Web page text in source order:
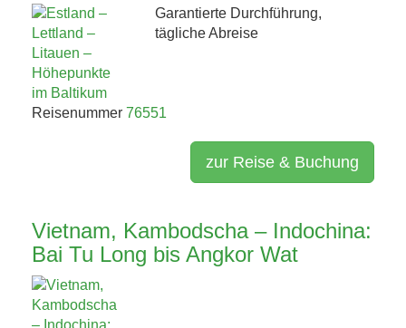
Garantierte Durchführung,
tägliche Abreise
Reisenummer 76551
zur Reise & Buchung
Vietnam, Kambodscha – Indochina:
Bai Tu Long bis Angkor Wat